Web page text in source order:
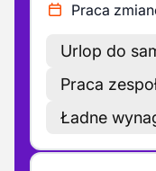
Praca
Urlop do
Praca
Ładne